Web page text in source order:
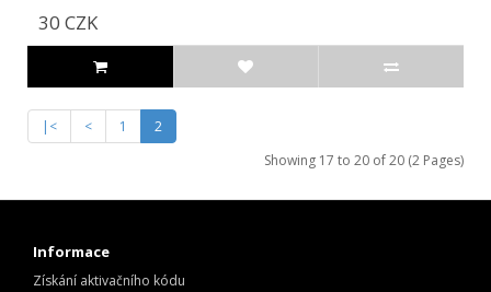
30 CZK
|< < 1
2
Showing 17 to 20 of 20 (2 Pages)
Informace
Získání aktivačního kódu